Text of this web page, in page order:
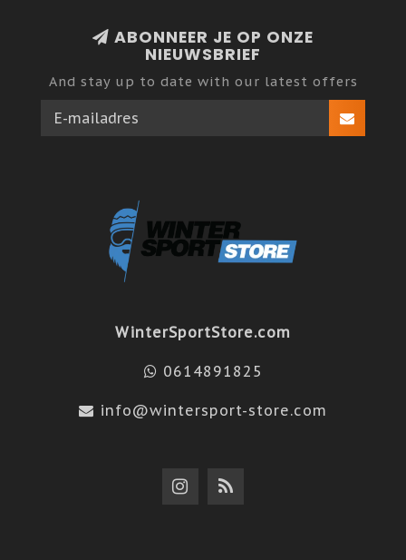
ABONNEER JE OP ONZE
NIEUWSBRIEF
And stay up to date with our latest offers
WinterSportStore.com
0614891825
info@wintersport-store.com